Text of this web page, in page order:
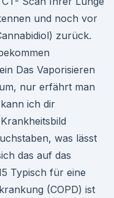
und noch vor
zurück.
Das Vaporisieren
nur erfährt man
ich dir
was lässt
das auf das
Typisch für eine
(COPD) ist